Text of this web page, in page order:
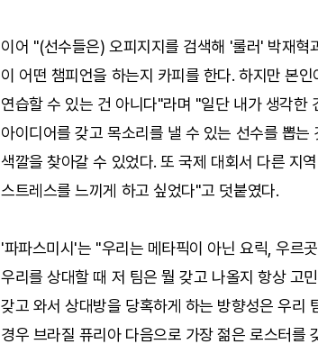
이어 "(선수들은) 오피지지를 검색해 '룰러' 박재
이 어떤 챔피언을 하는지 카피를 한다. 하지만 본
연습할 수 있는 건 아니다"라며 "일단 내가 생각한
아이디어를 갖고 목소리를 낼 수 있는 선수를 뽑는
색깔을 찾아갈 수 있었다. 또 국제 대회서 다른 지
스트레스를 느끼게 하고 싶었다"고 덧붙였다.
'파파스미시'는 "우리는 메타픽이 아닌 요릭, 우르
우리를 상대할 때 저 팀은 뭘 갖고 나올지 항상 고
갖고 와서 상대방을 당혹하게 하는 방향성은 우리
경우 브라질 퓨리아 다음으로 가장 젊은 로스터를